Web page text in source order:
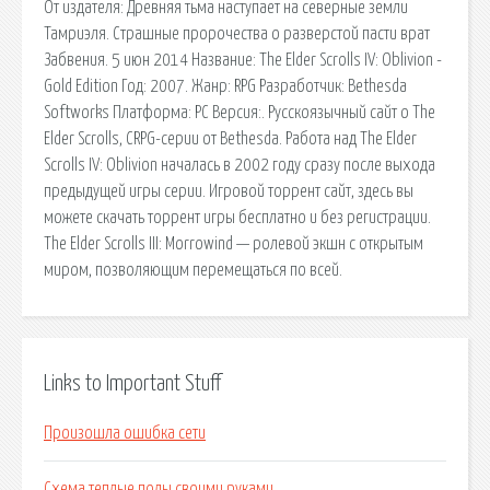
От издателя: Древняя тьма наступает на северные земли
Тамриэля. Страшные пророчества о разверстой пасти врат
Забвения. 5 июн 2014 Название: The Elder Scrolls IV: Oblivion -
Gold Edition Год: 2007. Жанр: RPG Разработчик: Bethesda
Softworks Платформа: PC Версия:. Русскоязычный сайт о The
Elder Scrolls, CRPG-серии от Bethesda. Работа над The Elder
Scrolls IV: Oblivion началась в 2002 году сразу после выхода
предыдущей игры серии. Игровой торрент сайт, здесь вы
можете скачать торрент игры бесплатно и без регистрации.
The Elder Scrolls III: Morrowind — ролевой экшн с открытым
миром, позволяющим перемещаться по всей.
Links to Important Stuff
Произошла ошибка сети